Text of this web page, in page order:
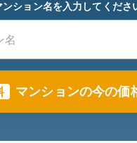
ンション名を入力してくださ
マンションの今の価